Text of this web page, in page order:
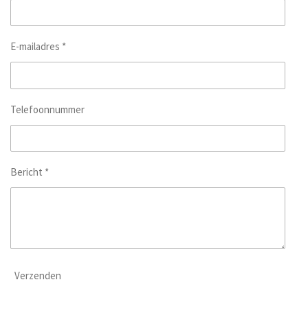
E-mailadres *
Telefoonnummer
Bericht *
Verzenden